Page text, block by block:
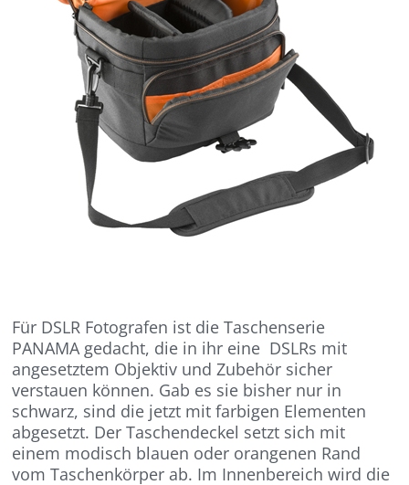
Für DSLR Fotografen ist die Taschenserie
PANAMA gedacht, die in ihr eine DSLRs mit
angesetztem Objektiv und Zubehör sicher
verstauen können. Gab es sie bisher nur in
schwarz, sind die jetzt mit farbigen Elementen
abgesetzt. Der Taschendeckel setzt sich mit
einem modisch blauen oder orangenen Rand
vom Taschenkörper ab. Im Innenbereich wird die